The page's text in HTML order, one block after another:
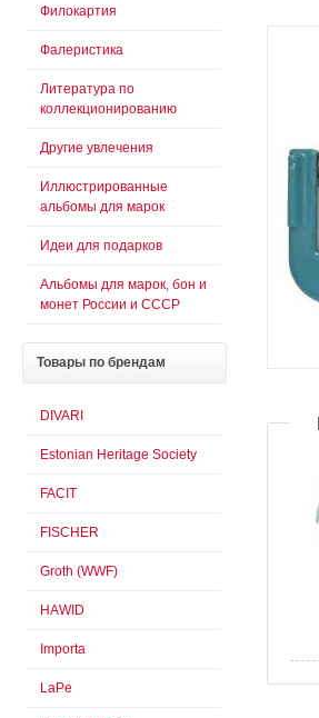
Филокартия
Фалеристика
Литература по
коллекционированию
Другие увлечения
Иллюстрированные
альбомы для марок
Идеи для подарков
Альбомы для марок, бон и
монет России и СССР
Товары по брендам
DIVARI
Estonian Heritage Society
FACIT
FISCHER
Groth (WWF)
HAWID
Importa
LaPe